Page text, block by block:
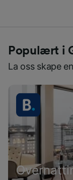
Populært i
La oss skape